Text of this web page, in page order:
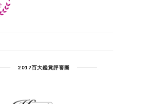
2017百大鑑賞評審團